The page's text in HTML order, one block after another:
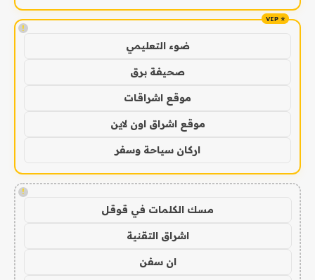
!
ضوء التعليمي
صحيفة برق
موقع اشراقات
موقع اشراق اون لاين
اركان سياحة وسفر
!
مسك الكلمات في قوقل
اشراق التقنية
ان سفن